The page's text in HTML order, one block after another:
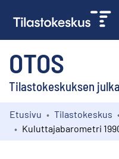
OTOS
Tilastokeskuksen
Kokoelmat
Etusivu Tilastokeskus